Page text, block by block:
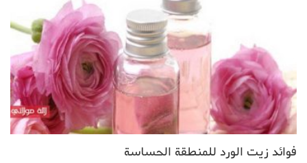
فوائد زيت الورد للمنطقة الحساسة